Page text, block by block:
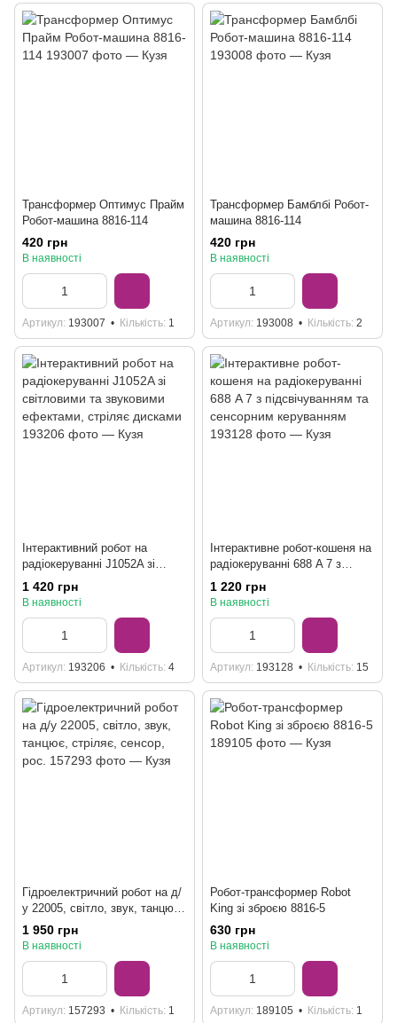
Трансформер Оптимус Прайм
Робот-машина 8816-114
420 грн
В наявності
Артикул 193007 Кількість 1
Трансформер Бамблбі Робот-
машина 8816-114
420 грн
В наявності
Артикул 193008 Кількість 2
Інтерактивний робот на
радіокеруванні J1052A зі
світловими та звуковими
ефектами, стріляє дисками
1 420 грн
В наявності
Артикул 193206 Кількість 4
Інтерактивне робот-кошеня на
радіокеруванні 688 A 7 з
підсвічуванням та сенсорним
керуванням
1 220 грн
В наявності
Артикул 193128 Кількість 15
Гідроелектричний робот на д/
у 22005, світло, звук, танцює,
стріляє, сенсор, рос.
1 950 грн
В наявності
Артикул 157293 Кількість 1
Робот-трансформер Robot
King зі зброєю 8816-5
630 грн
В наявності
Артикул 189105 Кількість 1